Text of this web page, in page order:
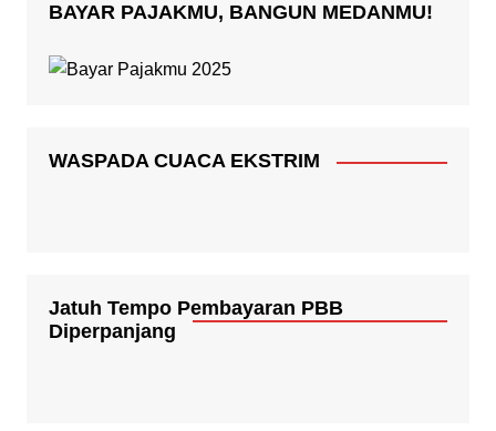
BAYAR PAJAKMU, BANGUN MEDANMU!
WASPADA CUACA EKSTRIM
Jatuh Tempo Pembayaran PBB
Diperpanjang